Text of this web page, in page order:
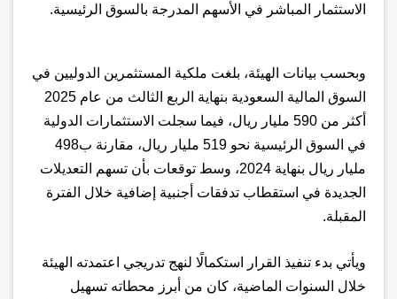
الاستثمار المباشر في الأسهم المدرجة بالسوق الرئيسية.
وبحسب بيانات الهيئة، بلغت ملكية المستثمرين الدوليين في
السوق المالية السعودية بنهاية الربع الثالث من عام 2025
أكثر من 590 مليار ريال، فيما سجلت الاستثمارات الدولية
في السوق الرئيسية نحو 519 مليار ريال، مقارنة ب498
مليار ريال بنهاية 2024، وسط توقعات بأن تسهم التعديلات
الجديدة في استقطاب تدفقات أجنبية إضافية خلال الفترة
المقبلة.
ويأتي بدء تنفيذ القرار استكمالًا لنهج تدريجي اعتمدته الهيئة
خلال السنوات الماضية، كان من أبرز محطاته تسهيل